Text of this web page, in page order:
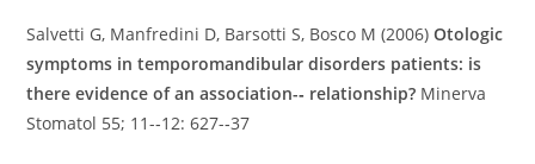
Salvetti G, Manfredini D, Barsotti S, Bosco M (2006)Otologic
symptoms in temporomandibular disorders patients: is
there evidence of an association-­‐ relationship? Minerva
Stomatol 55; 11-­‐12: 627-­‐37